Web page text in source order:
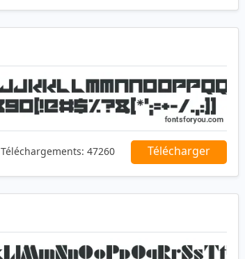
Téléchargements: 47260 Télécharger